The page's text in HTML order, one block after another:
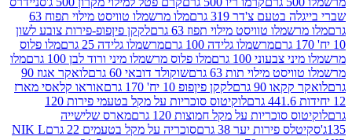
צ'דר 319 גרם
מלו מרשמלו טוויסט מילוי תפוח 63
טוויסט מילוי תפוז 63 גרם
לקקן פיןפופ-פירות צובע לשון
מרשמלו גלידה 100 גרם
מרשמלו גלידה 25 גרם
מלו פלוס
100 גרם
מלו פלוס מרשמלו מיני ורוד לבן 100 גרם
מלו
מילוי תות 63 גרם
שוקולד דובאי 60 גרם
לואקר אגוז 90
90 גרם
לקקן פיןפופ 10 יח' 170 גרם
אוראו קלאסי מארז
לוקיטוס סוכריות על מקל בטעמי פירות 120
על מקל חמוצות 120 גרם
מארס שלישייה
פירות יער 38 גרם
סוכריה על מקל בטעמים 22 גרם
NIK L